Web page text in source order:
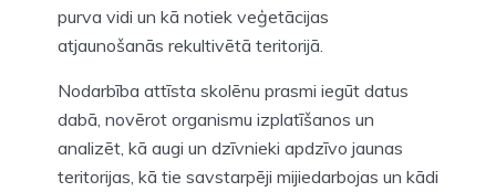
purva vidi un kā notiek veģetācijas
atjaunošanās rekultivētā teritorijā.
Nodarbība attīsta skolēnu prasmi iegūt datus
dabā, novērot organismu izplatīšanos un
analizēt, kā augi un dzīvnieki apdzīvo jaunas
teritorijas, kā tie savstarpēji mijiedarbojas un kādi